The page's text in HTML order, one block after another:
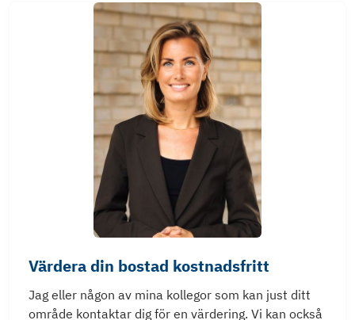
Värdera din bostad kostnadsfritt
Jag eller någon av mina kollegor som kan just ditt
område kontaktar dig för en värdering. Vi kan också